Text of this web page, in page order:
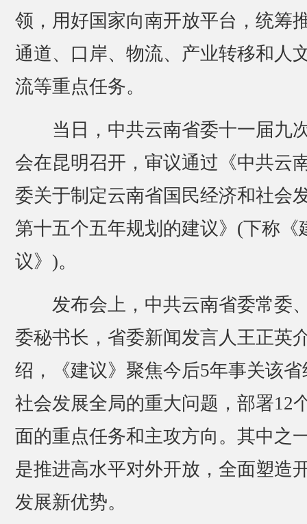
领，用好国家向南开放平台，统筹
通道、口岸、物流、产业转移和人
流等重点任务。
当日，中共云南省委十一届九
会在昆明召开，审议通过《中共云
委关于制定云南省国民经济和社会
第十五个五年规划的建议》(下称《
议》)。
发布会上，中共云南省委常委
委秘书长，省委新闻发言人王正英
绍，《建议》聚焦今后5年事关该省
社会发展全局的重大问题，部署12
面的重点任务和主攻方向。其中之
是推进高水平对外开放，全面塑造
发展新优势。